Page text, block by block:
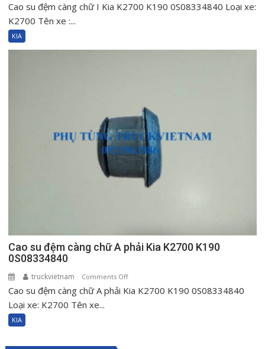
Cao
K190
0S08334840
Cao su đệm càng chữ I Kia K2700 K190 0S08334840 Loại xe:
K2700 Tên xe :...
KIA
Cao su đệm càng chữ A phải Kia K2700 K190
0S08334840
truckvietnam Comments Offon
Cao
Cao su đệm càng chữ A phải Kia K2700 K190 0S08334840
Loại xe: K2700 Tên xe...
KIA